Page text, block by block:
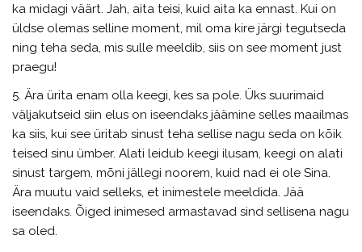
ka midagi väärt. Jah, aita teisi, kuid aita ka ennast. Kui on
üldse olemas selline moment, mil oma kire järgi tegutseda
ning teha seda, mis sulle meeldib, siis on see moment just
praegu!
5. Ära ürita enam olla keegi, kes sa pole. Üks suurimaid
väljakutseid siin elus on iseendaks jäämine selles maailmas
ka siis, kui see üritab sinust teha sellise nagu seda on kõik
teised sinu ümber. Alati leidub keegi ilusam, keegi on alati
sinust targem, mõni jällegi noorem, kuid nad ei ole Sina.
Ära muutu vaid selleks, et inimestele meeldida. Jää
iseendaks. Õiged inimesed armastavad sind sellisena nagu
sa oled.